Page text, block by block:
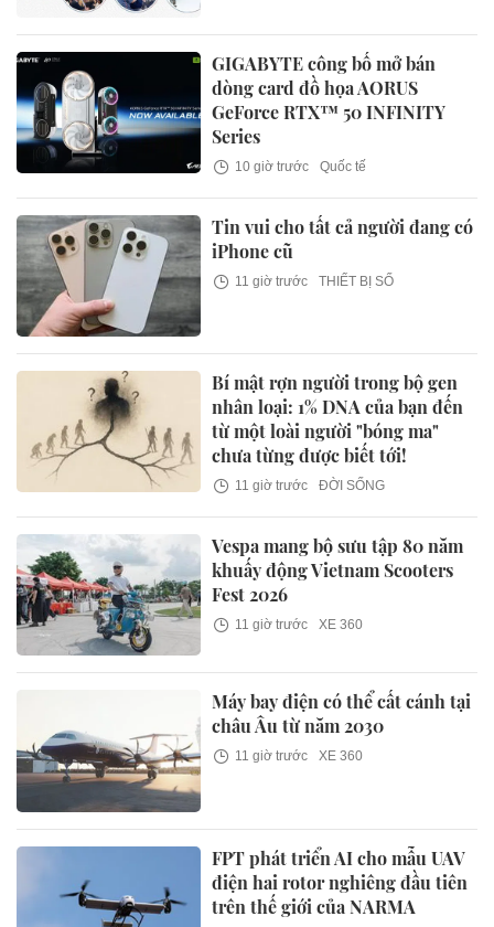
GIGABYTE công bố mở bán
dòng card đồ họa AORUS
GeForce RTX™ 50 INFINITY
Series
10 giờ trước Quốc tế
Tin vui cho tất cả người đang có
iPhone cũ
11 giờ trước THIẾT BỊ SỐ
Bí mật rợn người trong bộ gen
nhân loại: 1% DNA của bạn đến
từ một loài người "bóng ma"
chưa từng được biết tới!
11 giờ trước ĐỜI SỐNG
Vespa mang bộ sưu tập 80 năm
khuấy động Vietnam Scooters
Fest 2026
11 giờ trước XE 360
Máy bay điện có thể cất cánh tại
châu Âu từ năm 2030
11 giờ trước XE 360
FPT phát triển AI cho mẫu UAV
điện hai rotor nghiêng đầu tiên
trên thế giới của NARMA